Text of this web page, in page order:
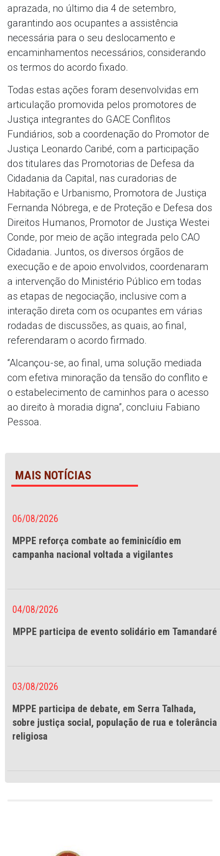
aprazada, no último dia 4 de setembro,
garantindo aos ocupantes a assistência
necessária para o seu deslocamento e
encaminhamentos necessários, considerando
os termos do acordo fixado.
Todas estas ações foram desenvolvidas em
articulação promovida pelos promotores de
Justiça integrantes do GACE Conflitos
Fundiários, sob a coordenação do Promotor de
Justiça Leonardo Caribé, com a participação
dos titulares das Promotorias de Defesa da
Cidadania da Capital, nas curadorias de
Habitação e Urbanismo, Promotora de Justiça
Fernanda Nóbrega, e de Proteção e Defesa dos
Direitos Humanos, Promotor de Justiça Westei
Conde, por meio de ação integrada pelo CAO
Cidadania. Juntos, os diversos órgãos de
execução e de apoio envolvidos, coordenaram
a intervenção do Ministério Público em todas
as etapas de negociação, inclusive com a
interação direta com os ocupantes em várias
rodadas de discussões, as quais, ao final,
referendaram o acordo firmado.
“Alcançou-se, ao final, uma solução mediada
com efetiva minoração da tensão do conflito e
o estabelecimento de caminhos para o acesso
ao direito à moradia digna”, concluiu Fabiano
Pessoa.
MAIS NOTÍCIAS
06/08/2026
MPPE reforça combate ao feminicídio em
campanha nacional voltada a vigilantes
04/08/2026
MPPE participa de evento solidário em Tamandaré
03/08/2026
MPPE participa de debate, em Serra Talhada,
sobre justiça social, população de rua e tolerância
religiosa